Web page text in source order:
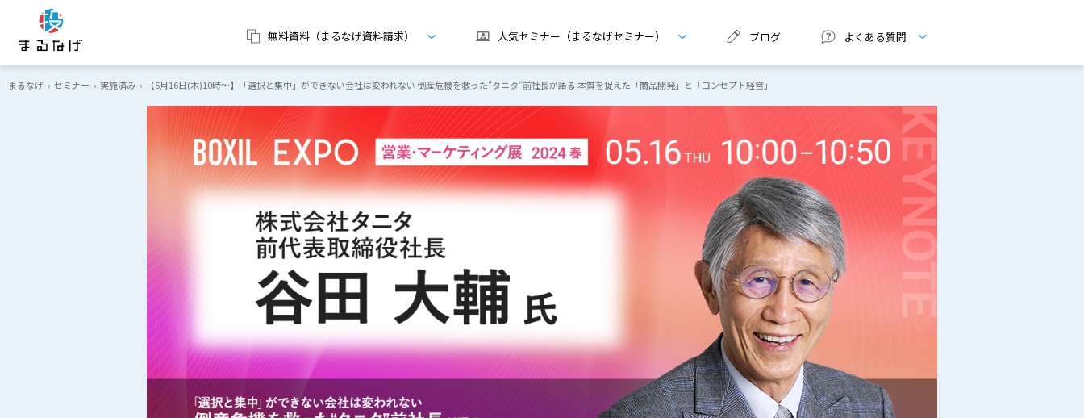
無料資料（まるなげ資料請求） 人気セミナー（まるなげセミナー） ブログ よくある質問
まるなげ › セミナー › 実施済み › 【5月16日(木)10時～】「選択と集中」ができない会社は変われない 倒産危機を救った”タニタ”前社長が語る 本質を捉えた「商品開発」と「コンセプト経営」